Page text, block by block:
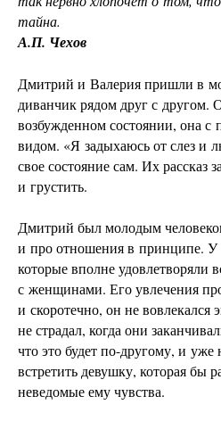
тайна.
А.П. Чехов
Дмитрий и Валерия пришли в
диванчик рядом друг с другом.
возбужденном состоянии, она
видом. «Я задыхаюсь от слез и
свое состояние сам. Их рассказ
и грустить.
Дмитрий был молодым
и про отношения в принципе. У
которые вполне удовлетворяли
с женщинами. Его увлечения
и скоротечно, он не
не страдал, когда они
что это будет по-другому, и уже
встретить девушку, которая бы
неведомые ему чувства.